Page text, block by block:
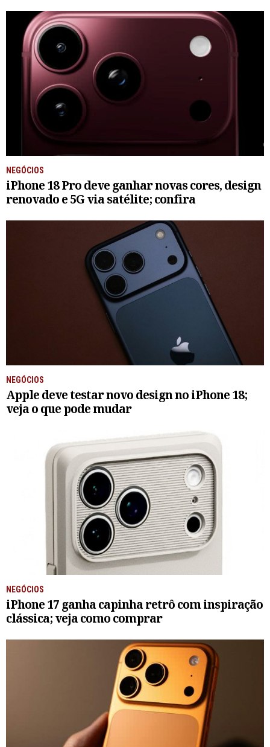
NEGÓCIOS
iPhone 18 Pro deve ganhar novas cores, design
renovado e 5G via satélite; confira
NEGÓCIOS
Apple deve testar novo design no iPhone 18;
veja o que pode mudar
NEGÓCIOS
iPhone 17 ganha capinha retrô com inspiração
clássica; veja como comprar